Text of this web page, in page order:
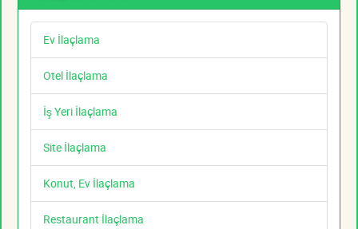
Ev İlaçlama
Otel İlaçlama
İş Yeri İlaçlama
Site İlaçlama
Konut, Ev İlaçlama
Restaurant İlaçlama